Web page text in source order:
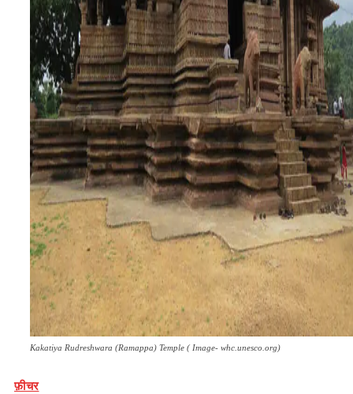
Kakatiya Rudreshwara (Ramappa) Temple ( Image- whc.unesco.org)
फ़ीचर